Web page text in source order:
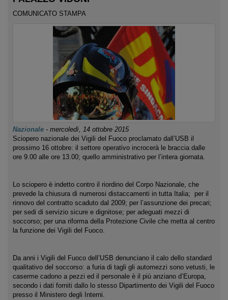
COMUNICATO STAMPA
Nazionale - mercoledì, 14 ottobre 2015
Sciopero nazionale dei Vigili del Fuoco proclamato dall’USB il
prossimo 16 ottobre: il settore operativo incrocerà le braccia dalle
ore 9.00 alle ore 13.00; quello amministrativo per l’intera giornata.
Lo sciopero è indetto contro il riordino del Corpo Nazionale, che
prevede la chiusura di numerosi distaccamenti in tutta Italia; per il
rinnovo del contratto scaduto dal 2009; per l’assunzione dei precari;
per sedi di servizio sicure e dignitose; per adeguati mezzi di
soccorso; per una riforma della Protezione Civile che metta al centro
la funzione dei Vigili del Fuoco.
Da anni i Vigili del Fuoco dell’USB denunciano il calo dello standard
qualitativo del soccorso: a furia di tagli gli automezzi sono vetusti, le
caserme cadono a pezzi ed il personale è il più anziano d’Europa,
secondo i dati forniti dallo lo stesso Dipartimento dei Vigili del Fuoco
presso il Ministero degli Interni.